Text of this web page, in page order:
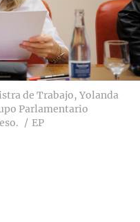
de Trabajo, Yolanda
Parlamentario
EP